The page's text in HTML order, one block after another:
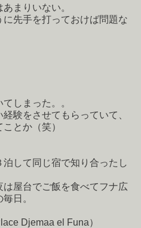
まりいない。
先手を打っておけば問題な
しまった。。
験をさせてもらっていて、
とか（笑）
して同じ宿で知り合ったし
屋台でご飯を食べてフナ広
日。
Djemaa el Funa）